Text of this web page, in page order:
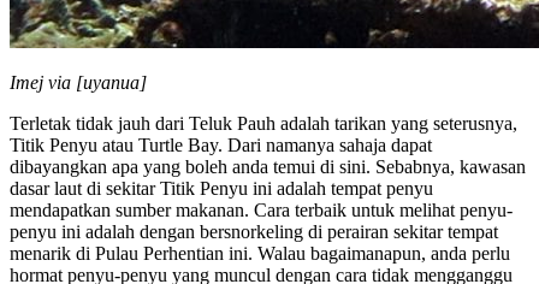
Imej via [uyanua]
Terletak tidak jauh dari Teluk Pauh adalah tarikan yang seterusnya,
Titik Penyu atau Turtle Bay. Dari namanya sahaja dapat
dibayangkan apa yang boleh anda temui di sini. Sebabnya, kawasan
dasar laut di sekitar Titik Penyu ini adalah tempat penyu
mendapatkan sumber makanan. Cara terbaik untuk melihat penyu-
penyu ini adalah dengan bersnorkeling di perairan sekitar tempat
menarik di Pulau Perhentian ini. Walau bagaimanapun, anda perlu
hormat penyu-penyu yang muncul dengan cara tidak mengganggu